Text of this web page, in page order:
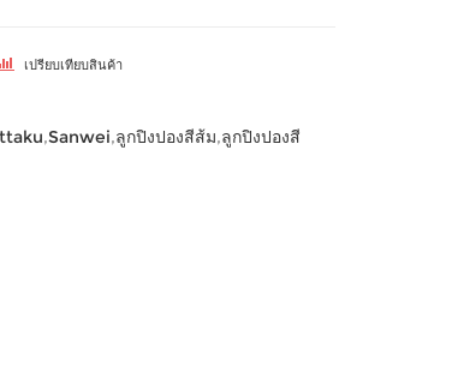
เปรียบเทียบสินค้า
,Sanwei,ลูกปิงปองสีส้ม,ลูกปิงปองสี